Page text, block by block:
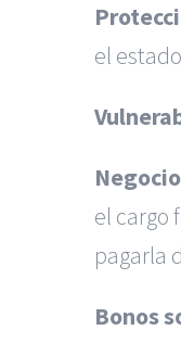
el
el cargo
pagarla
Bonos